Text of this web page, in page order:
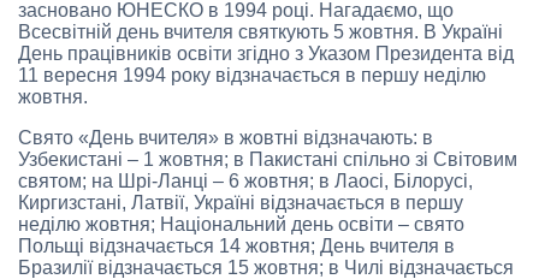
засновано ЮНЕСКО в 1994 році. Нагадаємо, що
Всесвітній день вчителя святкують 5 жовтня. В Україні
День працівників освіти згідно з Указом Президента від
11 вересня 1994 року відзначається в першу неділю
жовтня.
Свято «День вчителя» в жовтні відзначають: в
Узбекистані – 1 жовтня; в Пакистані спільно зі Світовим
святом; на Шрі-Ланці – 6 жовтня; в Лаосі, Білорусі,
Киргизстані, Латвії, Україні відзначається в першу
неділю жовтня; Національний день освіти – свято
Польщі відзначається 14 жовтня; День вчителя в
Бразилії відзначається 15 жовтня; в Чилі відзначається